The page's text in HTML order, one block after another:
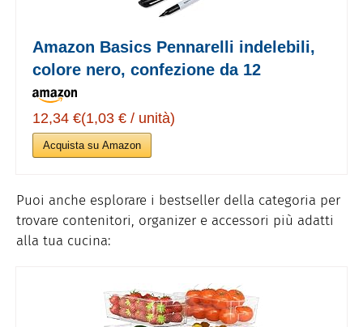
Amazon Basics Pennarelli indelebili,
colore nero, confezione da 12
12,34 €(1,03 € / unità)
Acquista su Amazon
Puoi anche esplorare i bestseller della categoria per
trovare contenitori, organizer e accessori più adatti
alla tua cucina: